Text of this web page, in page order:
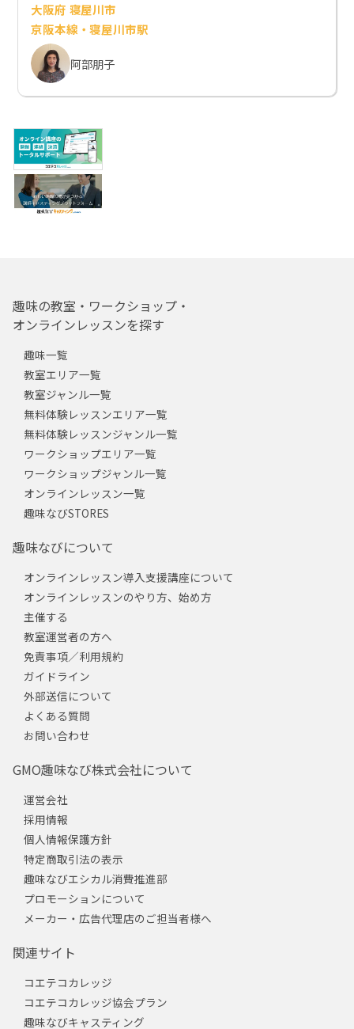
大阪府 寝屋川市
京阪本線・寝屋川市駅
阿部朋子
趣味の教室・ワークショップ・
オンラインレッスンを探す
趣味一覧
教室エリア一覧
教室ジャンル一覧
無料体験レッスンエリア一覧
無料体験レッスンジャンル一覧
ワークショップエリア一覧
ワークショップジャンル一覧
オンラインレッスン一覧
趣味なびSTORES
趣味なびについて
オンラインレッスン導入支援講座について
オンラインレッスンのやり方、始め方
主催する
教室運営者の方へ
免責事項／利用規約
ガイドライン
外部送信について
よくある質問
お問い合わせ
GMO趣味なび株式会社について
運営会社
採用情報
個人情報保護方針
特定商取引法の表示
趣味なびエシカル消費推進部
プロモーションについて
メーカー・広告代理店のご担当者様へ
関連サイト
コエテコカレッジ
コエテコカレッジ協会プラン
趣味なびキャスティング